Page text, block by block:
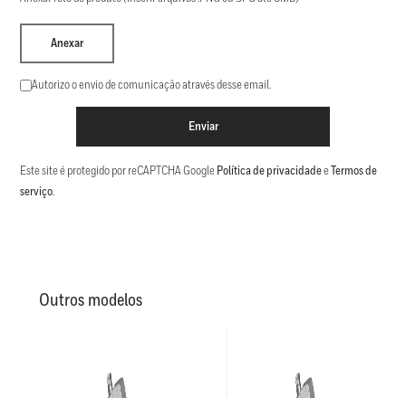
Anexar
Autorizo o envio de comunicação através desse email.
Enviar
Este site é protegido por reCAPTCHA Google Política de privacidadee Termos de
serviço.
Outros modelos